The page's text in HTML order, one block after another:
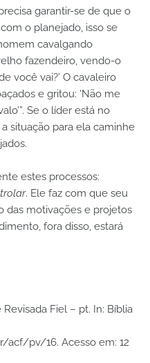
garantir-se de que o
o planejado, isso se
cavalgando
fazendeiro, vendo-o
você vai?’ O cavaleiro
e gritou: ‘Não me
Se o líder está no
situação para ela caminhe
estes processos:
. Ele faz com que seu
das motivações e projetos
fora disso, estará
Revisada Fiel – pt. In: Bíblia
acf/pv/16. Acesso em: 12